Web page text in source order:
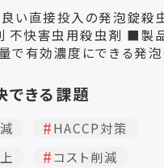
良い直接投入の発泡錠殺
害虫用殺虫剤 ■製品特
で有効濃度にできる発泡
定時間、優先的に有効
できます。また流水内に
りと一定した量が溶解する
殺虫することができます。 ○
配布に便利な個別包装 ボ
できる課題
HACCP対策
コスト削減